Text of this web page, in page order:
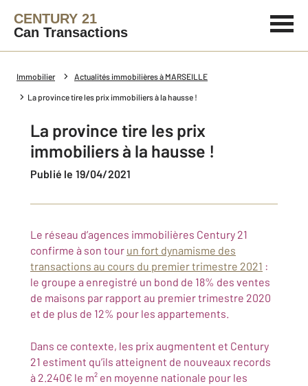
CENTURY 21
Can Transactions
Immobilier Actualités immobilières à MARSEILLE
La province tire les prix immobiliers à la hausse !
La province tire les prix
immobiliers à la hausse !
Publié le 19/04/2021
Le réseau d’agences immobilières Century 21
confirme à son tour un fort dynamisme des
transactions au cours du premier trimestre 2021 :
le groupe a enregistré un bond de 18% des ventes
de maisons par rapport au premier trimestre 2020
et de plus de 12% pour les appartements.
Dans ce contexte, les prix augmentent et Century
21 estiment qu’ils atteignent de nouveaux records
à 2.240€ le m² en moyenne nationale pour les